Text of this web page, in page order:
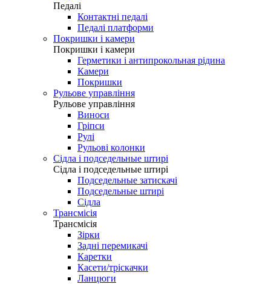
Педалі
Контактні педалі
Педалі платформи
Покришки і камери
Покришки і камери
Герметики і антипрокольная рідина
Камери
Покришки
Рульове управління
Рульове управління
Виноси
Гріпси
Рулі
Рульові колонки
Сідла і подседельные штирі
Сідла і подседельные штирі
Подседельные затискачі
Подседельные штирі
Сідла
Трансмісія
Трансмісія
Зірки
Задні перемикачі
Каретки
Касети/тріскачки
Ланцюги